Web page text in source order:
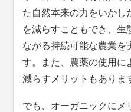
た自然本来の力をいかし
を減らすこともでき、生
ながる持続可能な農業を
す。また、農薬の使用に
減らすメリットもありま
でも、オーガニックにメ